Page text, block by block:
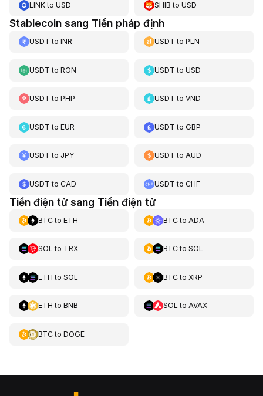
LINKto USD SHIB toUSD
Stablecoin sang Tiền pháp định
USDT to INR USDT toPLN
USDT to RON USDT toUSD
USDT to PHP USDT toVND
USDT to EUR USDT toGBP
USDT to JPY USDT toAUD
USDT to CAD USDT toCHF
Tiền điện tử sang Tiền điện tử
BTCto ETH BTCto ADA
SOL to TRX BTCto SOL
ETH to SOL BTCto XRP
ETH to BNB SOL to AVAX
BTCto DOGE